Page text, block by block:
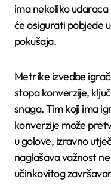
ima nekoliko
će osigurati pobjede
pokušaja.
Metrike izvedbe
stopa konverzije,
snaga. Tim koji ima
konverzije može
u golove, izravno
naglašava važnost
učinkovitog